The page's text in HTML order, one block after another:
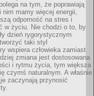
na tym, że poprawiają
mamy więcej energii,
odporność na stres i
w życiu. Nie chodzi o to, by
dzień rygorystycznym
taki styl
wspiera człowieka zamiast
zmiana jest dostosowana
i rytmu życia, tym większa
czymś naturalnym. A właśnie
zaczynają przynosić